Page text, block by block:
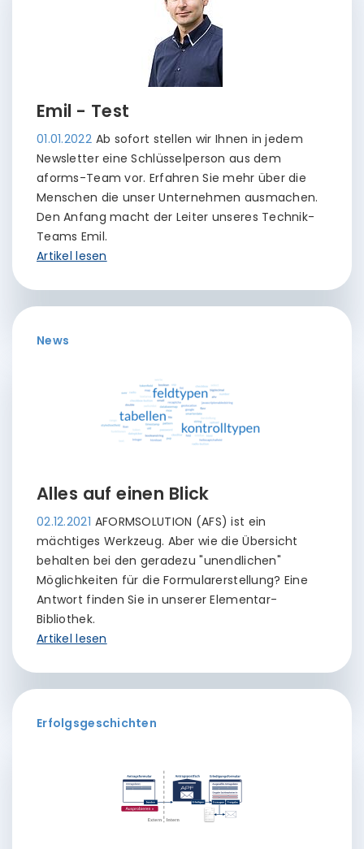
Emil - Test
01.01.2022 Ab sofort stellen wir Ihnen in jedem
Newsletter eine Schlüsselperson aus dem
aforms-Team vor. Erfahren Sie mehr über die
Menschen die unser Unternehmen ausmachen.
Den Anfang macht der Leiter unseres Technik-
Teams Emil.
Artikel lesen
News
Alles auf einen Blick
02.12.2021 AFORMSOLUTION (AFS) ist ein
mächtiges Werkzeug. Aber wie die Übersicht
behalten bei den geradezu "unendlichen"
Möglichkeiten für die Formularerstellung? Eine
Antwort finden Sie in unserer Elementar-
Bibliothek.
Artikel lesen
Erfolgsgeschichten